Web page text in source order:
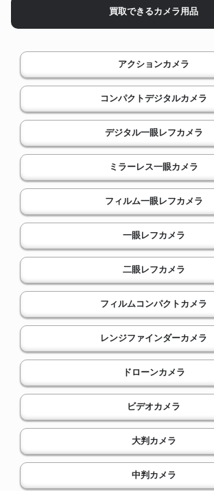
買取できるカメラ用品
アクションカメラ
コンパクトデジタルカメラ
デジタル一眼レフカメラ
ミラーレス一眼カメラ
フィルム一眼レフカメラ
一眼レフカメラ
二眼レフカメラ
フィルムコンパクトカメラ
レンジファインダーカメラ
ドローンカメラ
ビデオカメラ
大判カメラ
中判カメラ